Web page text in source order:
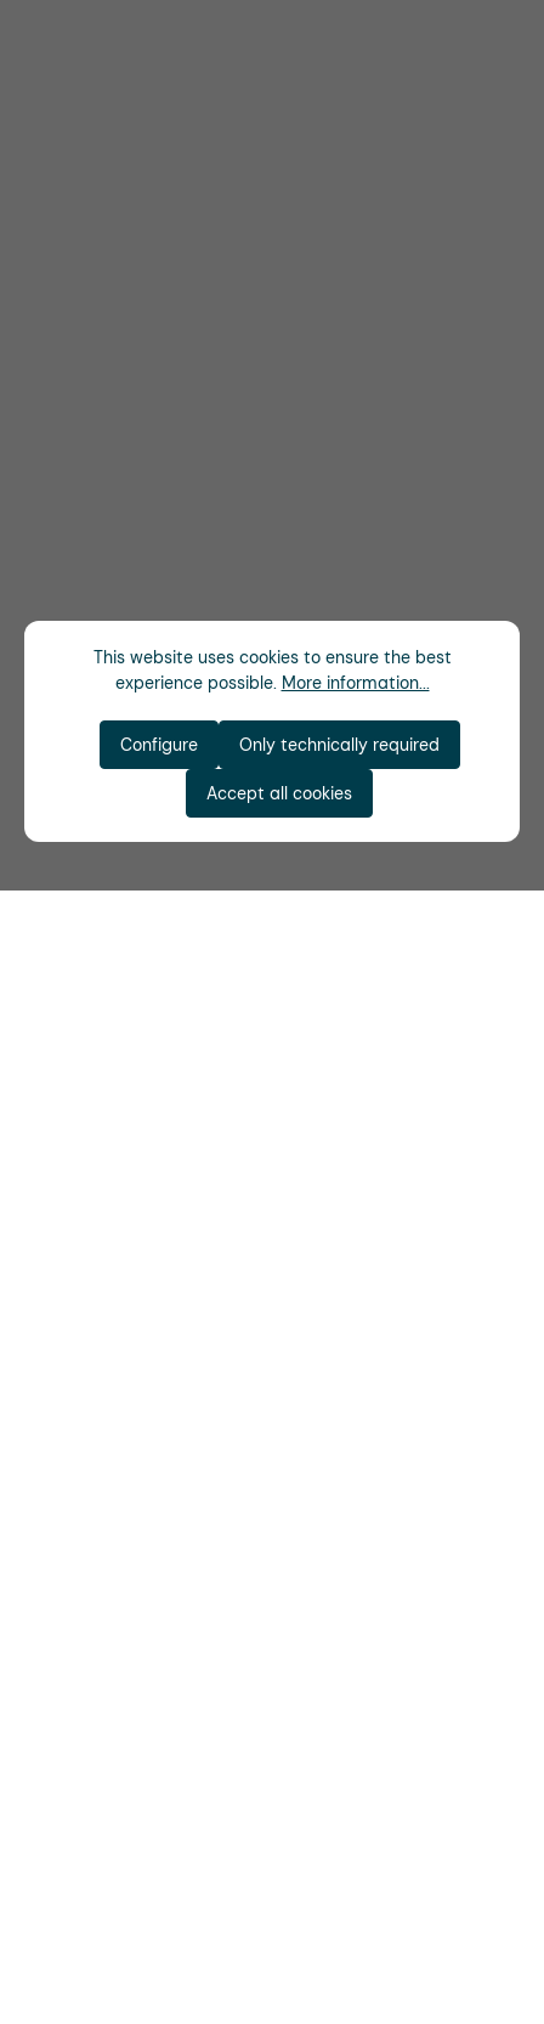
This website uses cookies to ensure the best
experience possible. More information...
Only technically required
Configure
Accept all cookies